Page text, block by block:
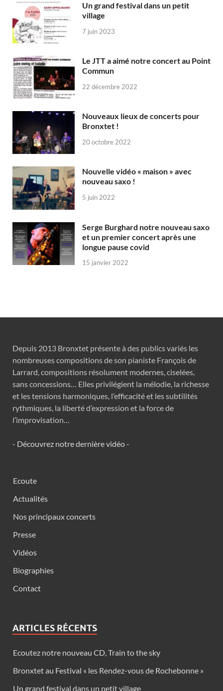
Un grand festival dans un petit
village
7 juin 2023
Le JTT a aimé notre concert au Point
Commun
22 décembre 2022
Nouveaux lieux de concerts pour
Bronxtet !
20 octobre 2022
Nouvelle vidéo « maison » avec
nouveau saxo !
5 juin 2022
Serge Burghard notre nouveau saxo
et un premier concert après une
longue pause covid
15 janvier 2022
Depuis 2013 Bronxtet présente à des publics variés les
nombreuses compositions de son pianiste François de
Larrard, compositions résolument modernes, ciselées,
sans concessions… Elles privilégient la mélodie, la richesse
et les tensions harmoniques, l’efficacité et les subtilités
rythmiques, la liberté d’expression et la force de
l’improvisation…
- Découvrez notre dernière vidéo -
Ecoute
Actualités
Nos principaux concerts
Presse
Vidéos
Biographies
Contact
ARTICLES RÉCENTS
Ecoutez notre nouveau CD, Train to the sky
Bronxtet au Festival « les Rendez-vous de Rochebonne »
Un grand festival dans un petit village